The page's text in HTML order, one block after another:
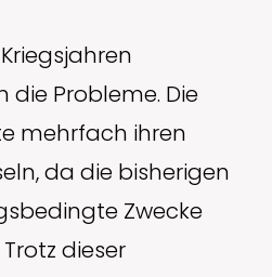
die Probleme. Die
mehrfach ihren
da die bisherigen
Zwecke
dieser